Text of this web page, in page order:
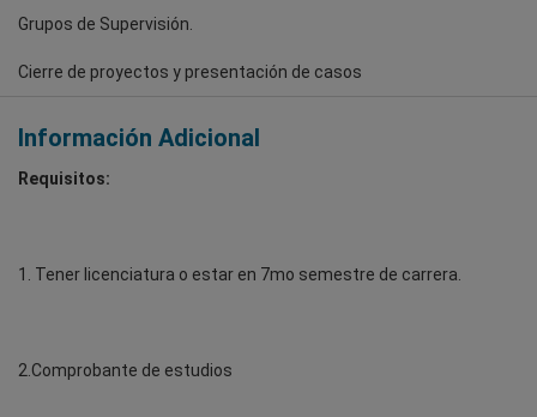
Grupos de Supervisión.
Cierre de proyectos y presentación de casos
Información Adicional
Requisitos:
1. Tener licenciatura o estar en 7mo semestre de carrera.
2.Comprobante de estudios